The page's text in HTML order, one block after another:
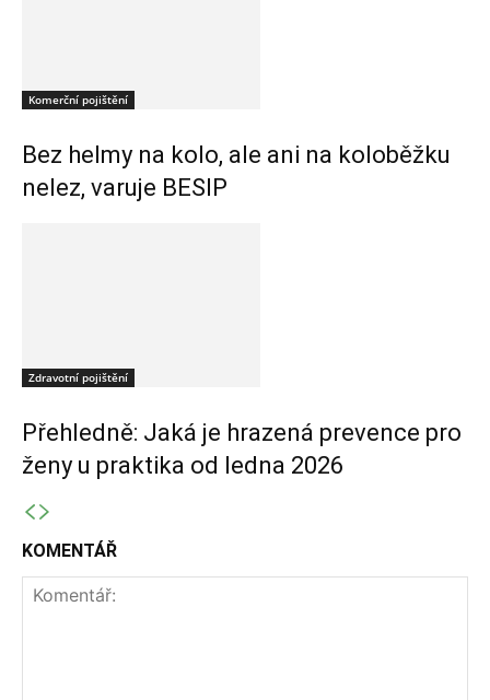
Komerční pojištění
Bez helmy na kolo, ale ani na koloběžku
nelez, varuje BESIP
Zdravotní pojištění
Přehledně: Jaká je hrazená prevence pro
ženy u praktika od ledna 2026
KOMENTÁŘ